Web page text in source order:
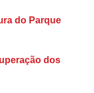
do Parque
dos